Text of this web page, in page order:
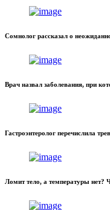
Сомнолог рассказал о
Врач назвал заболевания, при
Гастроэнтеролог перечислила
Ломит тело, а температуры нет?